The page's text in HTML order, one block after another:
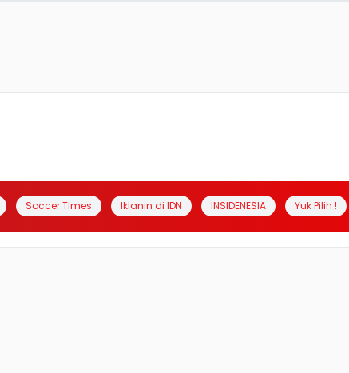
Soccer Times Iklanin di IDN INSIDENESIA Yuk Pilih !